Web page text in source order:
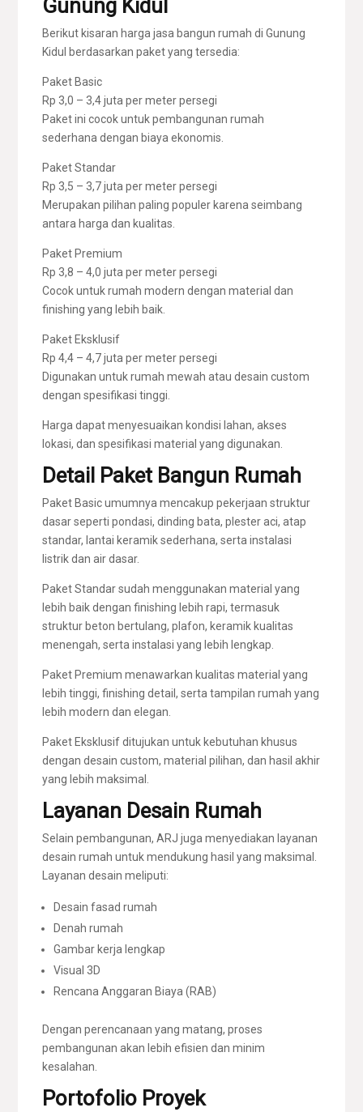
Gunung Kidul
Berikut kisaran harga jasa bangun rumah di Gunung
Kidul berdasarkan paket yang tersedia:
Paket Basic
Rp 3,0 – 3,4 juta per meter persegi
Paket ini cocok untuk pembangunan rumah
sederhana dengan biaya ekonomis.
Paket Standar
Rp 3,5 – 3,7 juta per meter persegi
Merupakan pilihan paling populer karena seimbang
antara harga dan kualitas.
Paket Premium
Rp 3,8 – 4,0 juta per meter persegi
Cocok untuk rumah modern dengan material dan
finishing yang lebih baik.
Paket Eksklusif
Rp 4,4 – 4,7 juta per meter persegi
Digunakan untuk rumah mewah atau desain custom
dengan spesifikasi tinggi.
Harga dapat menyesuaikan kondisi lahan, akses
lokasi, dan spesifikasi material yang digunakan.
Detail Paket Bangun Rumah
Paket Basic umumnya mencakup pekerjaan struktur
dasar seperti pondasi, dinding bata, plester aci, atap
standar, lantai keramik sederhana, serta instalasi
listrik dan air dasar.
Paket Standar sudah menggunakan material yang
lebih baik dengan finishing lebih rapi, termasuk
struktur beton bertulang, plafon, keramik kualitas
menengah, serta instalasi yang lebih lengkap.
Paket Premium menawarkan kualitas material yang
lebih tinggi, finishing detail, serta tampilan rumah yang
lebih modern dan elegan.
Paket Eksklusif ditujukan untuk kebutuhan khusus
dengan desain custom, material pilihan, dan hasil akhir
yang lebih maksimal.
Layanan Desain Rumah
Selain pembangunan, ARJ juga menyediakan layanan
desain rumah untuk mendukung hasil yang maksimal.
Layanan desain meliputi:
Desain fasad rumah
Denah rumah
Gambar kerja lengkap
Visual 3D
Rencana Anggaran Biaya (RAB)
Dengan perencanaan yang matang, proses
pembangunan akan lebih efisien dan minim
kesalahan.
Portofolio Proyek